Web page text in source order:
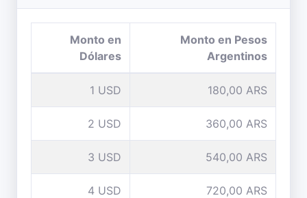
Monto en
Dólares
Monto en Pesos
Argentinos
1 USD 180,00 ARS
2 USD 360,00 ARS
3 USD 540,00 ARS
4 USD 720,00 ARS